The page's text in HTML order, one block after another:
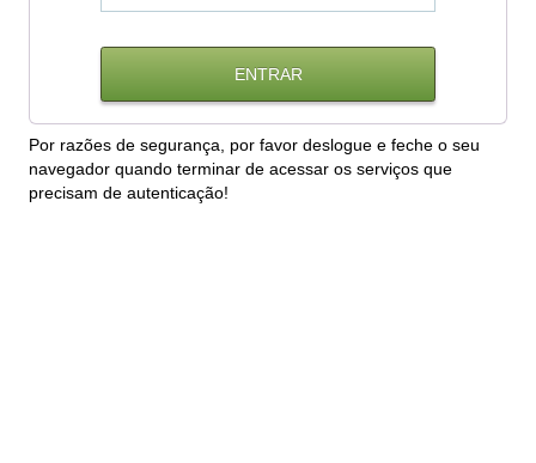
Por razões de segurança, por favor deslogue e feche o seu
navegador quando terminar de acessar os serviços que
precisam de autenticação!